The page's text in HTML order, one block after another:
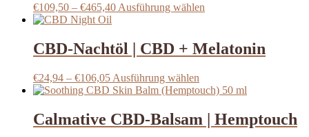
€109,50 – €465,40Preisspanne:
€465,40
Ausführung wählen
mehrere
Varianten
Optionen
auf
der
CBD-Nachtöl | CBD + Melatonin
€24,94 – €106,05Preisspanne:
€24,94
€106,05
Ausführung wählen
Produkt
mehrere
Varianten
Calmative CBD-Balsam | Hemptouch